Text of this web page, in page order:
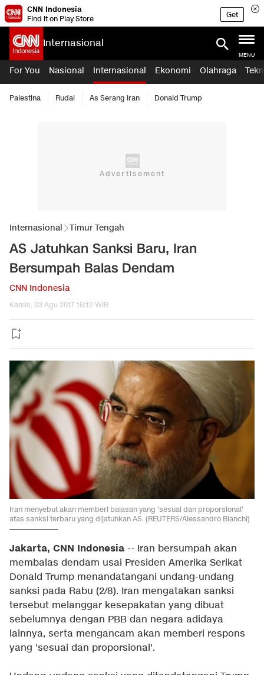
CNN Indonesia
Find it on Play Store
Get
Internasional
MENU
For You Nasional Internasional Ekonomi Olahraga
Palestina Rudal As Serang Iran Donald Trump
Internasional Timur Tengah
AS Jatuhkan Sanksi Baru, Iran
Bersumpah Balas Dendam
CNN Indonesia
Kamis, 03 Agu 2017 16:12 WIB
Iran menyebut akan memberi balasan yang 'sesuai dan proporsional'
atas sanksi terbaru yang dijatuhkan AS. (REUTERS/Alessandro Bianchi)
Jakarta, CNN Indonesia -- Iran bersumpah akan
membalas dendam usai Presiden Amerika Serikat
Donald Trump menandatangani undang-undang
sanksi pada Rabu (2/8). Iran mengatakan sanksi
tersebut melanggar kesepakatan yang dibuat
sebelumnya dengan PBB dan negara adidaya
lainnya, serta mengancam akan memberi respons
yang 'sesuai dan proporsional'.